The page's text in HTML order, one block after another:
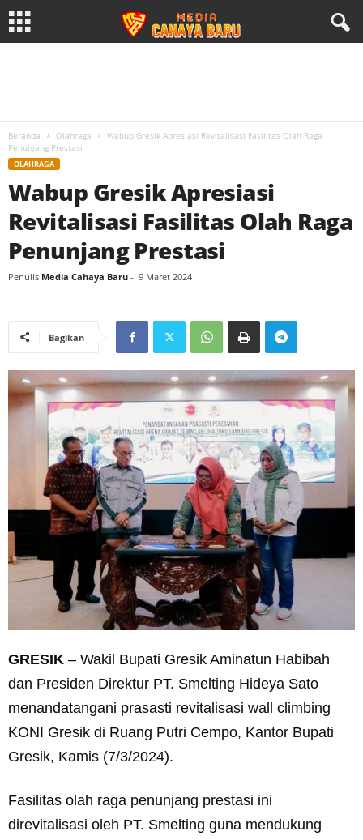
Beranda Olahraga
Wabup Gresik Apresiasi Revitalisasi Fasilitas Olah Raga
Penunjang Prestasi
OLAHRAGA
Wabup Gresik Apresiasi
Revitalisasi Fasilitas Olah Raga
Penunjang Prestasi
Penulis Media Cahaya Baru - 9 Maret 2024
Bagikan
GRESIK – Wakil Bupati Gresik Aminatun Habibah
dan Presiden Direktur PT. Smelting Hideya Sato
menandatangani prasasti revitalisasi wall climbing
KONI Gresik di Ruang Putri Cempo, Kantor Bupati
Gresik, Kamis (7/3/2024).
Fasilitas olah raga penunjang prestasi ini
direvitalisasi oleh PT. Smelting guna mendukung